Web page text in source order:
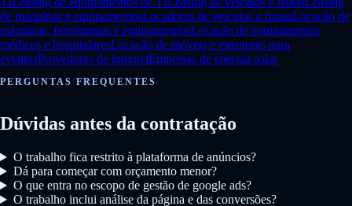
de máquinas e equipamentosLocadoras de veículos e frotasLocação de
máquinas, ferramentas e equipamentosLocação de equipamentos
médicos e hospitalaresLocação de móveis e estruturas para
eventosProvedores de internetEmpresas de energia solar
PERGUNTAS FREQUENTES
Dúvidas antes da contratação
O trabalho fica restrito à plataforma de anúncios?
Dá para começar com orçamento menor?
O que entra no escopo de gestão de google ads?
O trabalho inclui análise da página e das conversões?